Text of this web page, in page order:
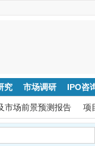
究 市场调研 IPO咨
市场前景预测报告 项